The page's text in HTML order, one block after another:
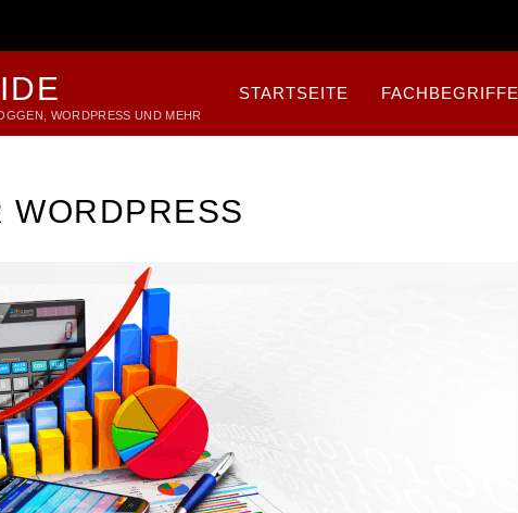
WORDPRESS UND MEHR
STARTSEITE FACHBEGRIFFE
WORDPRESS